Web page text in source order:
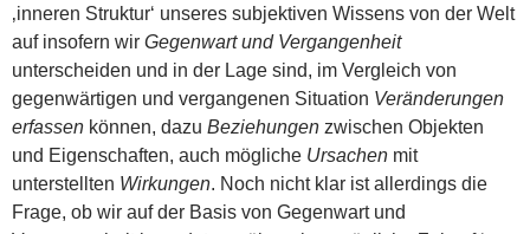
‚inneren Struktur‘ unseres subjektiven Wissens von der Welt
auf insofern wir Gegenwart und Vergangenheit
unterscheiden und in der Lage sind, im Vergleich von
gegenwärtigen und vergangenen Situation Veränderungen
erfassen können, dazu Beziehungen zwischen Objekten
und Eigenschaften, auch mögliche Ursachen mit
unterstellten Wirkungen. Noch nicht klar ist allerdings die
Frage, ob wir auf der Basis von Gegenwart und